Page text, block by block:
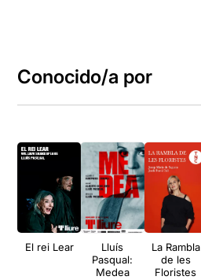
Conocido/a por
El rei Lear
Lluís
Pasqual:
Medea
La Rambla
de les
Floristes